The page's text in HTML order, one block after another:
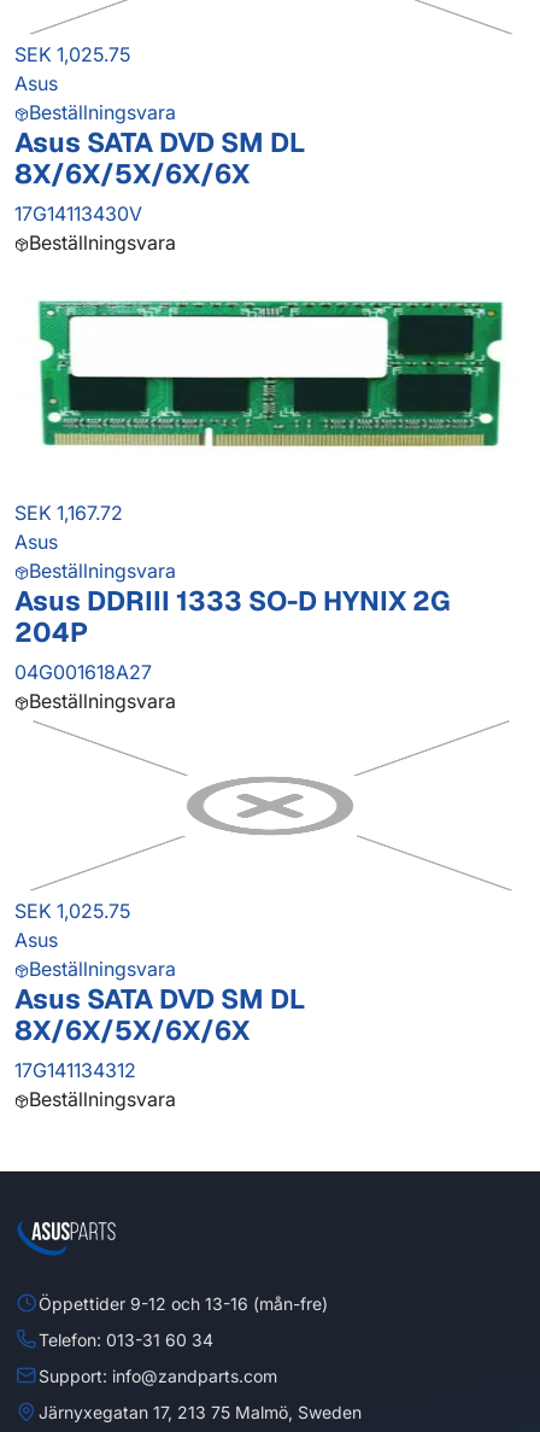
SEK 1,025.75
Asus
Beställningsvara
Asus SATA DVD SM DL
8X/6X/5X/6X/6X
17G14113430V
Beställningsvara
SEK 1,167.72
Asus
Beställningsvara
Asus DDRIII 1333 SO-D HYNIX 2G
204P
04G001618A27
Beställningsvara
SEK 1,025.75
Asus
Beställningsvara
Asus SATA DVD SM DL
8X/6X/5X/6X/6X
17G141134312
Beställningsvara
Öppettider 9-12 och 13-16 (mån-fre)
Telefon: 013-31 60 34
Support: info@zandparts.com
Järnyxegatan 17, 213 75 Malmö, Sweden